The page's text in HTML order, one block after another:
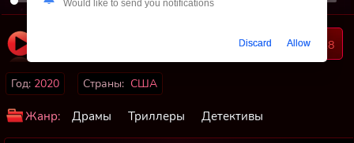
52 18
Год: 2020 Страны: США
Жанр: Драмы Триллеры Детективы
Would like to send you notifications
Discard Allow